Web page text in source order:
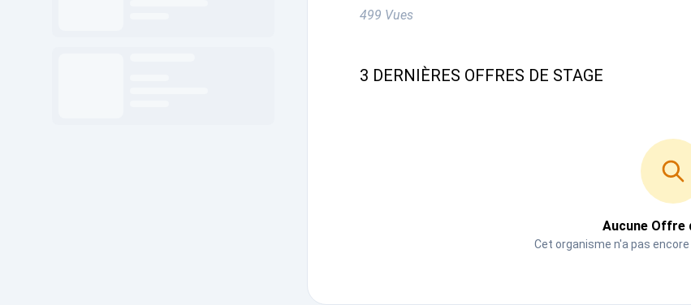
499 Vues
3 DERNIÈRES OFFRES DE STAGE
Aucune Offre
Cet organisme n'a pas